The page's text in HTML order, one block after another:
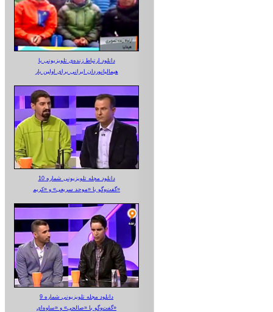
دانلود ارتباط زنده‌ی تلویزیونی‌ با
هیمالیانوردان ایرانی برای اولین بار
دانلود مجله تلویزیونی شماره 10
گفت‌وگو با «موحد سریعی» و «کریم»
دانلود مجله تلویزیونی شماره 9
گفت‌وگو با «صالحی» و «ساوه‌ای»